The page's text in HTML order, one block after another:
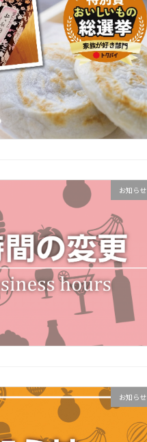
お知らせ
お知らせ